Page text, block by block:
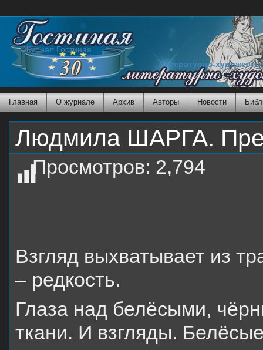
Журнал Гостиная
Литературно-
Главная О журнале Архив Авторы Новости
Людмила ШАРГА.
Просмотров: 2,794
Взгляд выхватывает из
– редкость.
Глаза над белёсыми,
ткани. И взгляды.